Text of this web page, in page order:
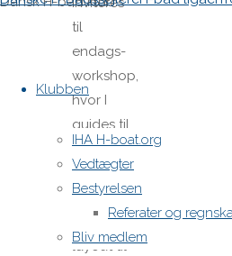
Klubben
IHA H-boat.org
Vedtægter
Bestyrelsen
Referater og
Bliv medlem
til
endags-
workshop,
hvor I
guides til
at
udarbejde
et
professionelt
layout til